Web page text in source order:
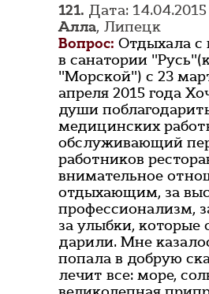
121. Дата: 14.04.2015
Алла, Липецк
Вопрос: Отдыхала с
в санатории
"Морской") с 23
апреля 2015 года
души
медицинских
обслуживающий
работников
внимательное
отдыхающим, за
профессионализм,
за улыбки, которые
дарили. Мне
попала в добрую
лечит все: море,